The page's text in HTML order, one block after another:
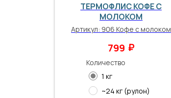
ТЕРМОФЛИС КОФЕ С
МОЛОКОМ
Артикул: 906 Кофе с молоком
799 ₽
Количество
1 кг
~24 кг (рулон)